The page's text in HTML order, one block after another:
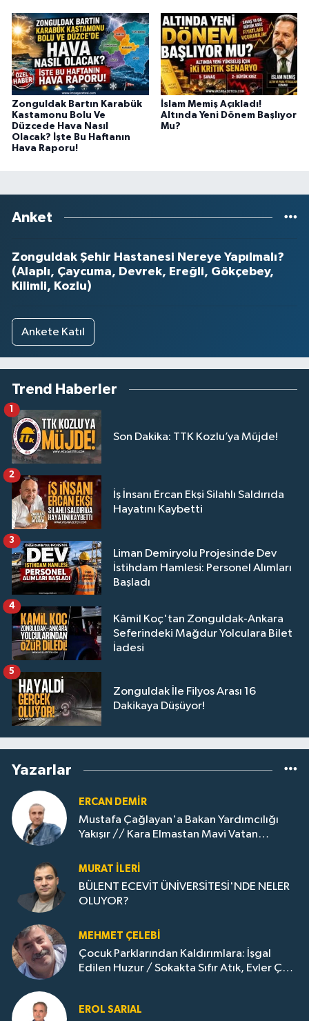
Zonguldak Bartın Karabük
Kastamonu Bolu Ve
Düzcede Hava Nasıl
Olacak? İşte Bu Haftanın
Hava Raporu!
İslam Memiş Açıkladı!
Altında Yeni Dönem Başlıyor
Mu?
Anket
Zonguldak Şehir Hastanesi Nereye Yapılmalı?
(Alaplı, Çaycuma, Devrek, Ereğli, Gökçebey,
Kilimli, Kozlu)
Ankete Katıl
Trend Haberler
Son Dakika: TTK Kozlu’ya Müjde!
1
İş İnsanı Ercan Ekşi Silahlı Saldırıda
Hayatını Kaybetti
2
Liman Demiryolu Projesinde Dev
İstihdam Hamlesi: Personel Alımları
Başladı
3
Kâmil Koç'tan Zonguldak-Ankara
Seferindeki Mağdur Yolculara Bilet
İadesi
4
Zonguldak İle Filyos Arası 16
Dakikaya Düşüyor!
5
Yazarlar
ERCAN DEMIR
Mustafa Çağlayan'a Bakan Yardımcılığı
Yakışır // ​Kara Elmastan Mavi Vatan
MURAT İLERI
BÜLENT ECEVİT ÜNİVERSİTESİ'NDE NELER
OLUYOR?
MEHMET ÇELEBI
Çocuk Parklarından Kaldırımlara: İşgal
Edilen Huzur / Sokakta Sıfır Atık, Evler Çöp
EROL SARIAL